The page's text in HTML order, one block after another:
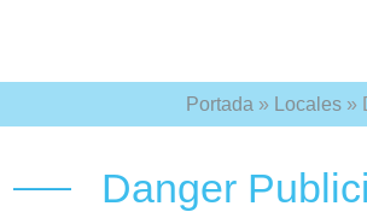
Portada » Locales »
Danger